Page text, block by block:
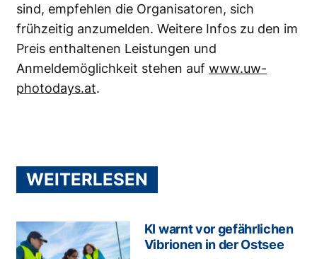
sind, empfehlen die Organisatoren, sich
frühzeitig anzumelden. Weitere Infos zu den im
Preis enthaltenen Leistungen und
Anmeldemöglichkeit stehen auf www.uw-
photodays.at.
WEITERLESEN
KI warnt vor gefährlichen
Vibrionen in der Ostsee